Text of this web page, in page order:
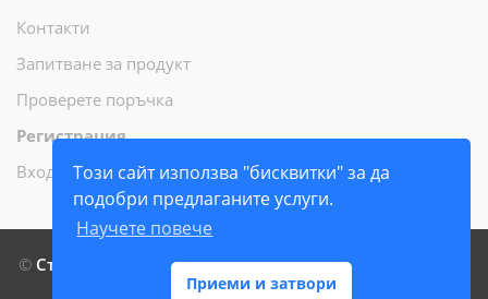
Този сайт използва "бисквитки" за да
подобри предлаганите услуги.
Научете повече
Приеми и затвори
Контакти
Запитване за продукт
Проверете поръчка
Регистрация
Вход
© СтамилиБук ЕООД- Всички права запазени - 2014 г. -